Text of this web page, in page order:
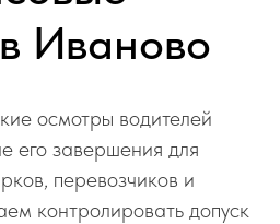
Иваново
осмотры водителей
его завершения для
перевозчиков и
контролировать допуск